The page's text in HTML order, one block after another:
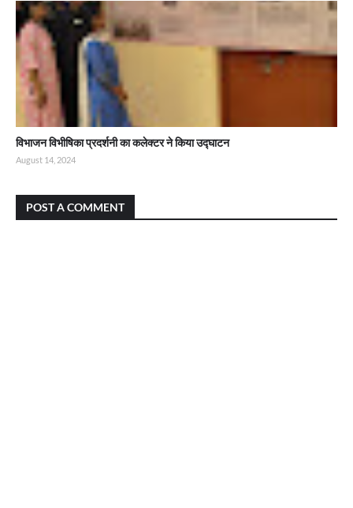
विभाजन विभीषिका प्रदर्शनी का कलेक्टर ने किया उद्घाटन
August 14, 2024
POST A COMMENT